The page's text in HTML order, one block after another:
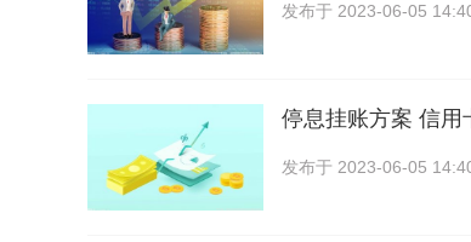
发布于 2023-06-05
停息挂账方案 信用
发布于 2023-06-05